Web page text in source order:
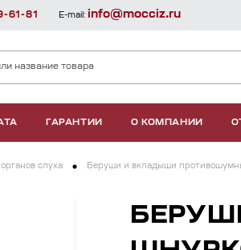
ГАРАНТИИ О КОМПАНИИ
61-81 E-mail: info@mocciz.ru
слуха Беруши и вкладыши